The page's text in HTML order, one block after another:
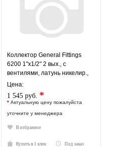
Коллектор General Fittings
6200 1"х1/2" 2 вых., c
вентилями, латунь никелир.,
красный регулятор
Цена:
1 545 руб. *
* Актуальную цену пожалуйста
уточните у менеджера
В избранное
Купить в 1 клик Под заказ